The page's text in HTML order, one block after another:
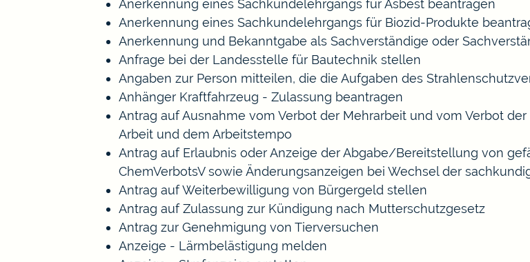
Anerkennung eines Sachkundelehrgangs für Asbest beantragen
Anerkennung eines Sachkundelehrgangs für Biozid-Produkte
Anerkennung und Bekanntgabe als Sachverständige oder
Anfrage bei der Landesstelle für Bautechnik stellen
Angaben zur Person mitteilen, die die Aufgaben des
Anhänger Kraftfahrzeug - Zulassung beantragen
Antrag auf Ausnahme vom Verbot der Mehrarbeit und vom Verbot
Arbeit und dem Arbeitstempo
Antrag auf Erlaubnis oder Anzeige der Abgabe/Bereitstellung von
ChemVerbotsV sowie Änderungsanzeigen bei Wechsel der
Antrag auf Weiterbewilligung von Bürgergeld stellen
Antrag auf Zulassung zur Kündigung nach Mutterschutzgesetz
Antrag zur Genehmigung von Tierversuchen
Anzeige - Lärmbelästigung melden